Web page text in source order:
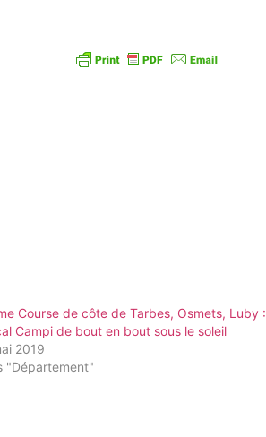
Course de côte de Tarbes, Osmets, Luby :
Campi de bout en bout sous le soleil
2019
"Département"